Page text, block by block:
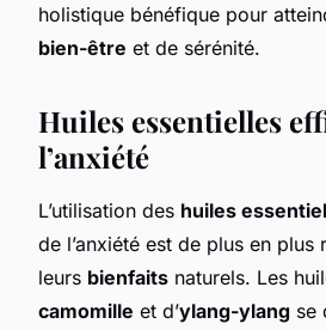
holistique bénéfique pour
bien-être et de sérénité.
Huiles essentielles
l’anxiété
L’utilisation des huiles
de l’anxiété est de plus en plus
leurs bienfaits naturels. Les
camomille et d’ylang-ylang se